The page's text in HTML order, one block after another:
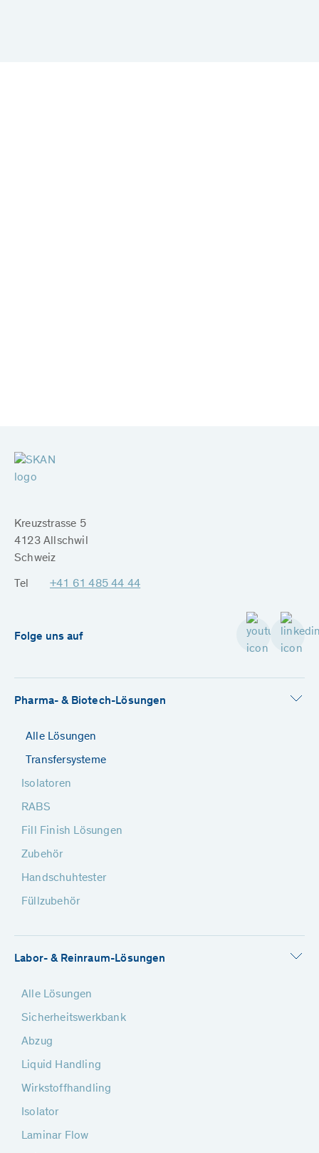
Kreuzstrasse 5
4123 Allschwil
Schweiz
Tel +41 61 485 44 44
Folge uns auf
Pharma- & Biotech-Lösungen
Alle Lösungen
Transfersysteme
Isolatoren
RABS
Fill Finish Lösungen
Zubehör
Handschuhtester
Füllzubehör
Labor- & Reinraum-Lösungen
Alle Lösungen
Sicherheitswerkbank
Abzug
Liquid Handling
Wirkstoffhandling
Isolator
Laminar Flow